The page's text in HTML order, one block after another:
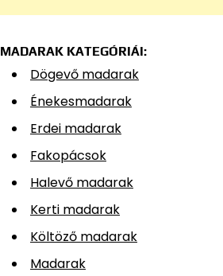
MADARAK KATEGÓRIÁI:
Dögevő madarak
Énekesmadarak
Erdei madarak
Fakopácsok
Halevő madarak
Kerti madarak
Költöző madarak
Madarak